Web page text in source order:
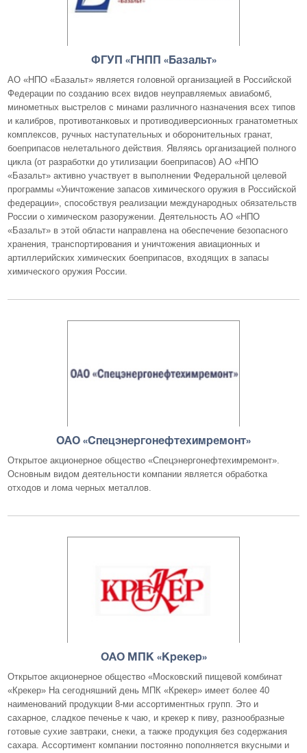
ФГУП «ГНПП «Базальт»
АО «НПО «Базальт» является головной организацией в Российской
Федерации по созданию всех видов неуправляемых авиабомб,
минометных выстрелов с минами различного назначения всех типов
и калибров, противотанковых и противодиверсионных гранатометных
комплексов, ручных наступательных и оборонительных гранат,
боеприпасов нелетального действия. Являясь организацией полного
цикла (от разработки до утилизации боеприпасов) АО «НПО
«Базальт» активно участвует в выполнении Федеральной целевой
программы «Уничтожение запасов химического оружия в Российской
федерации», способствуя реализации международных обязательств
России о химическом разоружении. Деятельность АО «НПО
«Базальт» в этой области направлена на обеспечение безопасного
хранения, транспортирования и уничтожения авиационных и
артиллерийских химических боеприпасов, входящих в запасы
химического оружия России.
ОАО «Спецэнергонефтехимремонт»
Открытое акционерное общество «Спецэнергонефтехимремонт».
Основным видом деятельности компании является обработка
отходов и лома черных металлов.
ОАО МПК «Крекер»
Открытое акционерное общество «Московский пищевой комбинат
«Крекер» На сегодняшний день МПК «Крекер» имеет более 40
наименований продукции 8-ми ассортиментных групп. Это и
сахарное, сладкое печенье к чаю, и крекер к пиву, разнообразные
готовые сухие завтраки, снеки, а также продукция без содержания
сахара. Ассортимент компании постоянно пополняется вкусными и